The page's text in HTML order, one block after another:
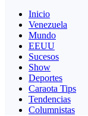
Inicio
Venezuela
Mundo
EEUU
Sucesos
Show
Deportes
Caraota Tips
Tendencias
Columnistas